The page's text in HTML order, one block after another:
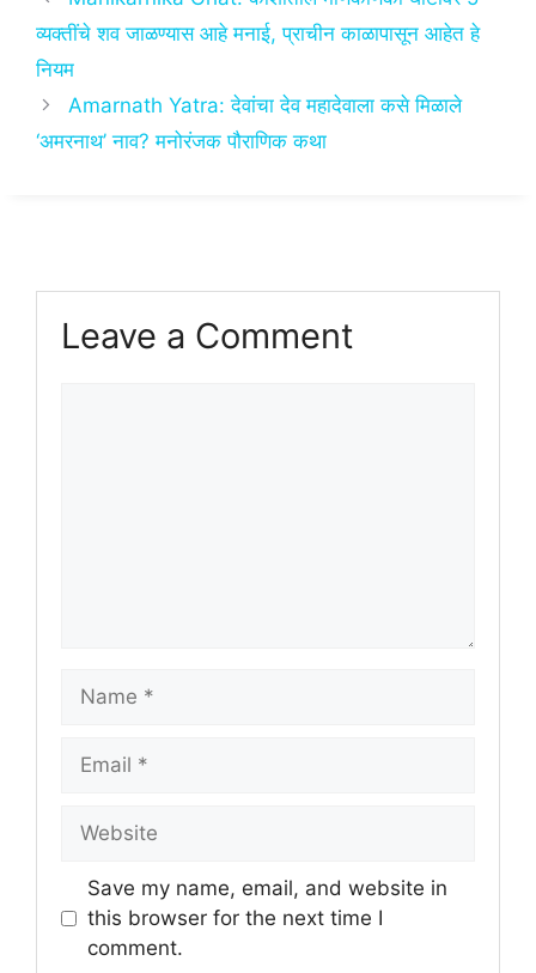
p o
व्यक्तींचे शव जाळण्यास आहे मनाई, प्राचीन काळापासून आहेत हे
नियम
Amarnath Yatra: देवांचा देव महादेवाला कसे मिळाले
‘अमरनाथ’ नाव? मनोरंजक पौराणिक कथा
Leave a Comment
Name
Email
Website
Save my name, email, and website in
this browser for the next time I
comment.